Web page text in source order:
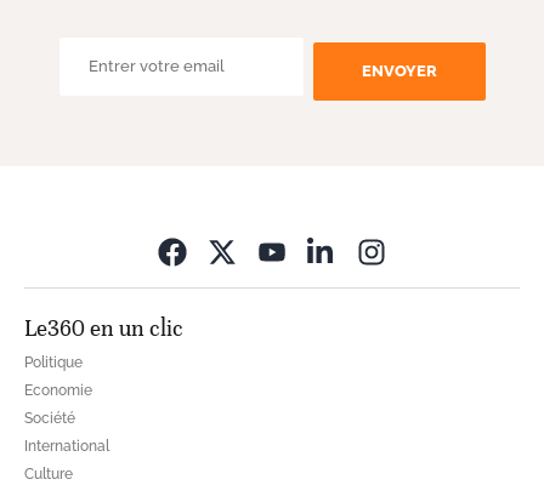
ENVOYER
Le360 en un clic
Politique
Economie
Société
International
Culture